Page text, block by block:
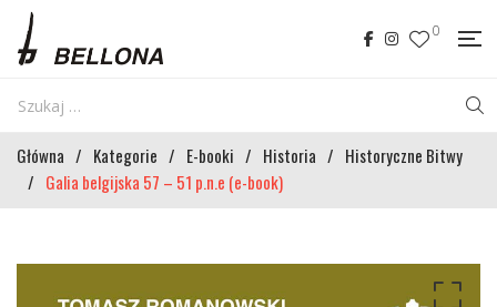
0
Główna / Kategorie / E-booki / Historia / Historyczne Bitwy
/ Galia belgijska 57 – 51 p.n.e (e-book)